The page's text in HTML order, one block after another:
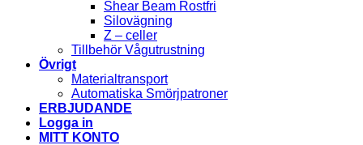
Shear Beam Rostfri
Silovägning
Z – celler
Tillbehör Vågutrustning
Övrigt
Materialtransport
Automatiska Smörjpatroner
ERBJUDANDE
Logga in
MITT KONTO